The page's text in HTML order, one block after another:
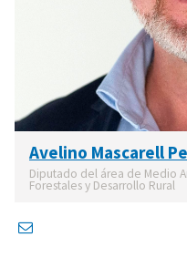
Avelino Mascarell
Diputado del área de Medio
Forestales y Desarrollo Rural